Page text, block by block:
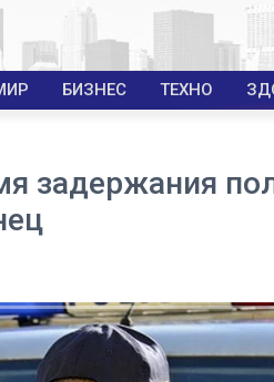
БИЗНЕС ТЕХНО
задержания